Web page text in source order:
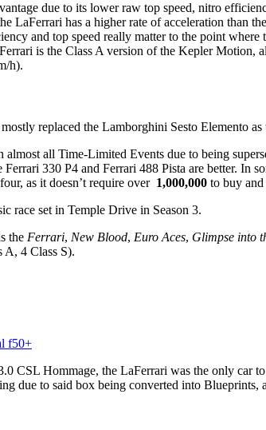
due to its lower raw top speed, nitro
LaFerrari has a higher rate of acceleration than
and top speed really matter to the point
is the Class A version of the Kepler
h).
replaced the Lamborghini Sesto Elemento
all Time-Limited Events due to being
Ferrari 330 P4 and Ferrari 488 Pista are better.
as it doesn’t require over 1,000,000 to buy
race set in Temple Drive in Season 3.
the Ferrari, New Blood, Euro Aces, Glimpse into
A, 4 Class S).
f50+
CSL Hommage, the LaFerrari was the only car
due to said box being converted into